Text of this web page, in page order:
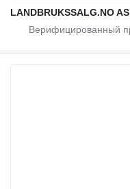
LANDBRUKSSALG.NO AS